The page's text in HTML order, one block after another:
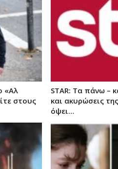
«Αλ
στους
STAR: Τα πάνω –
και ακυρώσεις
όψει…